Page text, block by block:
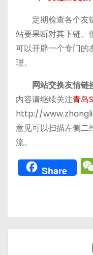
定期检查各个友
站要果断对其下链。
可以开辟一个专门的
理。
网站交换友情链
内容请继续关注青岛
http://
意见可以扫描左侧二
流。
Share